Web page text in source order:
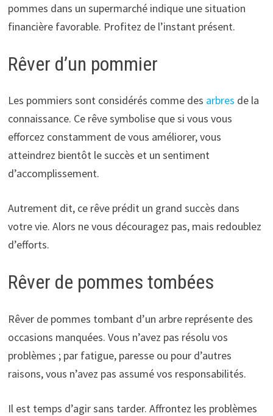
pommes dans un supermarché indique une situation
financière favorable. Profitez de l’instant présent.
Rêver d’un pommier
Les pommiers sont considérés comme des arbres de la
connaissance. Ce rêve symbolise que si vous vous
efforcez constamment de vous améliorer, vous
atteindrez bientôt le succès et un sentiment
d’accomplissement.
Autrement dit, ce rêve prédit un grand succès dans
votre vie. Alors ne vous découragez pas, mais redoublez
d’efforts.
Rêver de pommes tombées
Rêver de pommes tombant d’un arbre représente des
occasions manquées. Vous n’avez pas résolu vos
problèmes ; par fatigue, paresse ou pour d’autres
raisons, vous n’avez pas assumé vos responsabilités.
Il est temps d’agir sans tarder. Affrontez les problèmes